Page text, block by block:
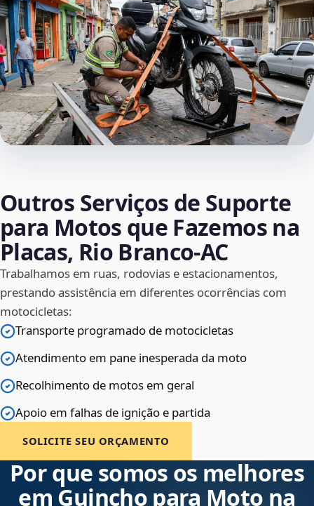
Outros Serviços de Suporte
para Motos que Fazemos na
Placas, Rio Branco‑AC
Trabalhamos em ruas, rodovias e estacionamentos,
prestando assistência em diferentes ocorrências com
motocicletas:
Transporte programado de motocicletas
Atendimento em pane inesperada da moto
Recolhimento de motos em geral
Apoio em falhas de ignição e partida
SOLICITE SEU ORÇAMENTO
Por que somos os melhores
em Guincho para Moto na